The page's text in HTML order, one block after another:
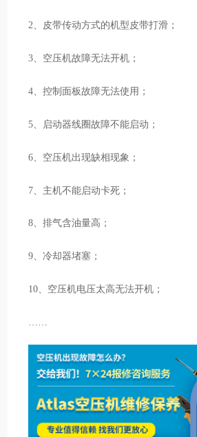
2、皮带传动方式的机型皮带打滑；
3、空压机故障无法开机；
4、控制面板故障无法使用；
5、启动器线圈故障不能启动；
6、空压机出现缺相现象；
7、主机不能启动卡死；
8、排气含油量高；
9、冷却器堵塞；
10、空压机电压太高无法开机；